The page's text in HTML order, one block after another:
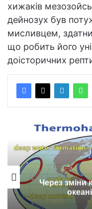
хижаків
дейнозух був
мисливцем,
що робить його
доісторичних
Через зміни